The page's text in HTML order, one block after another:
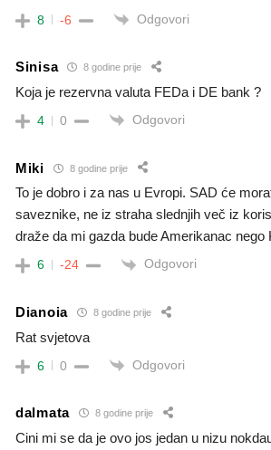
8 -6 Odgovori
Sinisa 8 godine prije
Koja je rezervna valuta FEDa i DE bank ?
4 0 Odgovori
Miki 8 godine prije
To je dobro i za nas u Evropi. SAD će
saveznike, ne iz straha slednjih več iz
draže da mi gazda bude Amerikanac nego
6 -24 Odgovori
Dianoia 8 godine prije
Rat svjetova
6 0 Odgovori
dalmata 8 godine prije
Cini mi se da je ovo jos jedan u nizu